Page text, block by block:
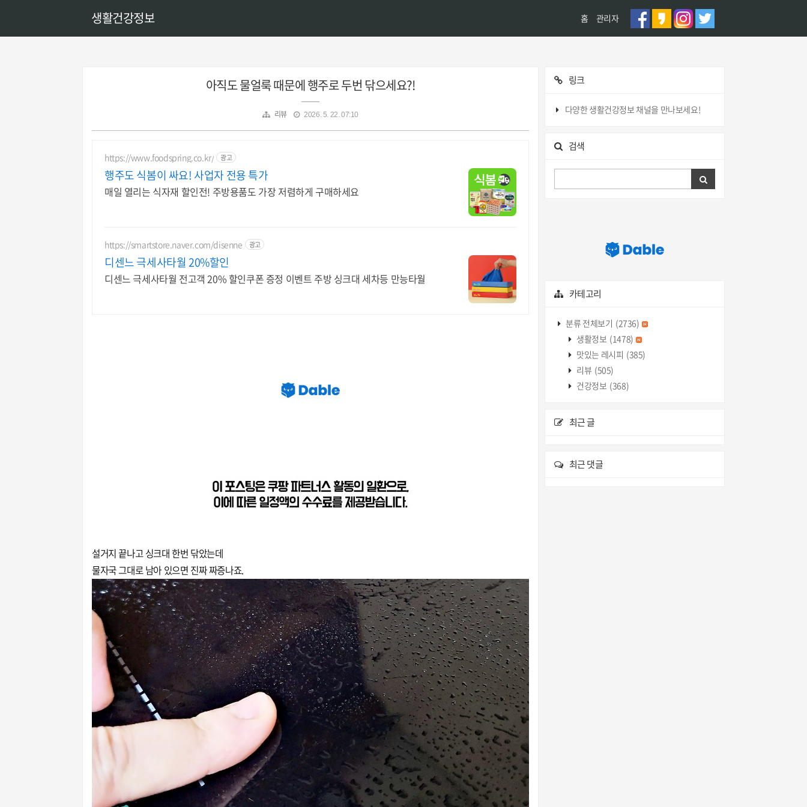
생활건강정보 홈 관리자
아직도 물얼룩 때문에 행주로 두번 닦으세요?!
리뷰 2026. 5. 22. 07:10
https://www.foodspring.co.kr/ 광고
행주도 식봄이 싸요! 사업자 전용 특가
매일 열리는 식자재 할인전! 주방용품도 가장 저렴하게 구매하세요
https://smartstore.naver.com/disenne 광고
디센느 극세사타월 20%할인
디센느 극세사타월 전고객 20% 할인쿠폰 증정 이벤트 주방 싱크대 세차등 만능타월
설거지 끝나고 싱크대 한번 닦았는데
물자국 그대로 남아 있으면 진짜 짜증나죠.
링크
다양한 생활건강정보 채널을 만나보세요!
검색
카테고리
분류 전체보기 (2736)
생활정보 (1478)
맛있는 레시피 (385)
리뷰 (505)
건강정보 (368)
최근 글
최근 댓글